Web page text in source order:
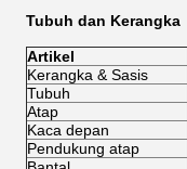
Tubuh dan Kerangka
Artikel
Kerangka & Sasis
Tubuh
Atap
Kaca depan
Pendukung atap